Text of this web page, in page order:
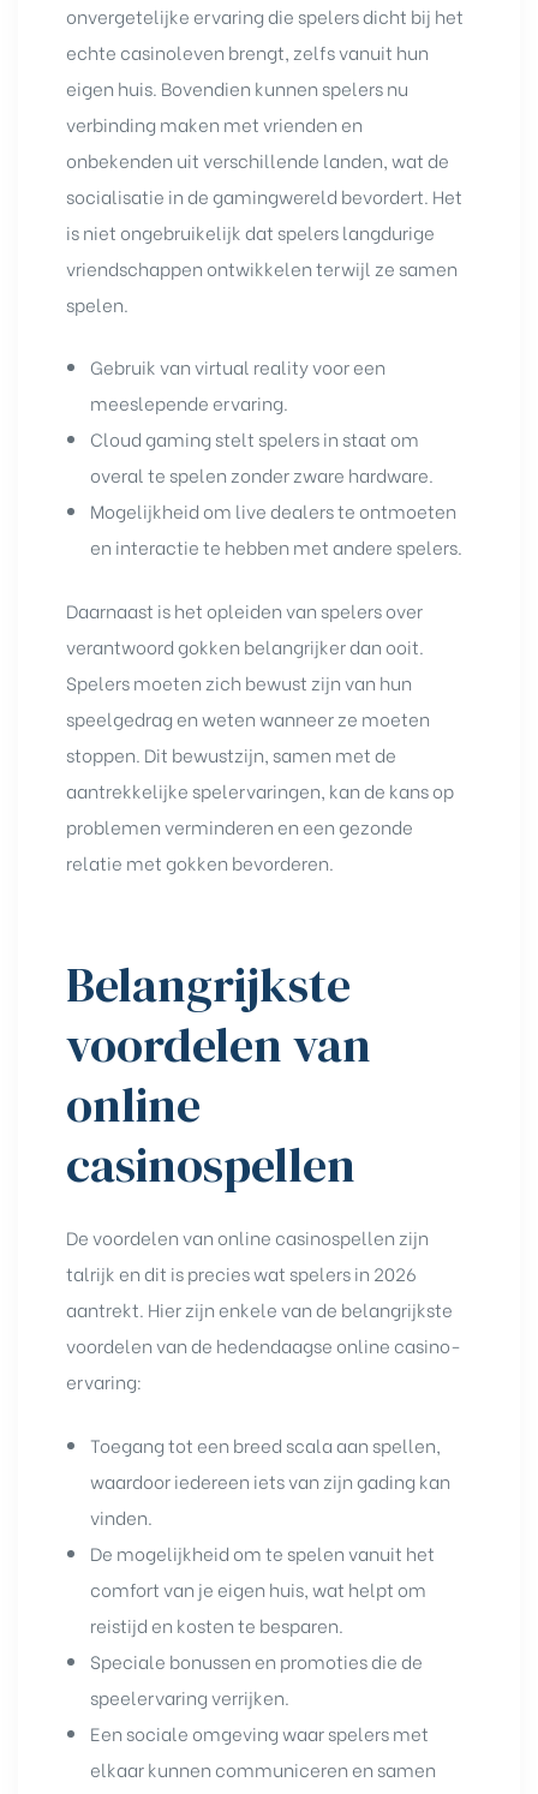
onvergetelijke ervaring die spelers dicht bij het
echte casinoleven brengt, zelfs vanuit hun
eigen huis. Bovendien kunnen spelers nu
verbinding maken met vrienden en
onbekenden uit verschillende landen, wat de
socialisatie in de gamingwereld bevordert. Het
is niet ongebruikelijk dat spelers langdurige
vriendschappen ontwikkelen terwijl ze samen
spelen.
Gebruik van virtual reality voor een
meeslepende ervaring.
Cloud gaming stelt spelers in staat om
overal te spelen zonder zware hardware.
Mogelijkheid om live dealers te ontmoeten
en interactie te hebben met andere spelers.
Daarnaast is het opleiden van spelers over
verantwoord gokken belangrijker dan ooit.
Spelers moeten zich bewust zijn van hun
speelgedrag en weten wanneer ze moeten
stoppen. Dit bewustzijn, samen met de
aantrekkelijke spelervaringen, kan de kans op
problemen verminderen en een gezonde
relatie met gokken bevorderen.
Belangrijkste
voordelen van
online
casinospellen
De voordelen van online casinospellen zijn
talrijk en dit is precies wat spelers in 2026
aantrekt. Hier zijn enkele van de belangrijkste
voordelen van de hedendaagse online casino-
ervaring:
Toegang tot een breed scala aan spellen,
waardoor iedereen iets van zijn gading kan
vinden.
De mogelijkheid om te spelen vanuit het
comfort van je eigen huis, wat helpt om
reistijd en kosten te besparen.
Speciale bonussen en promoties die de
speelervaring verrijken.
Een sociale omgeving waar spelers met
elkaar kunnen communiceren en samen